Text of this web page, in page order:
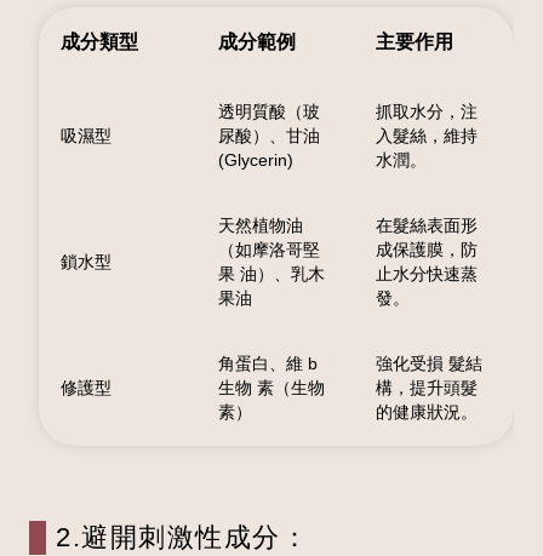
成分類型 成分範例 主要作用
吸濕型
透明質酸（玻
尿酸）、甘油
(Glycerin)
抓取水分，注
入髮絲，維持
水潤。
鎖水型
天然植物油
（如摩洛哥堅
果 油）、乳木
果油
在髮絲表面形
成保護膜，防
止水分快速蒸
發。
修護型
角蛋白、維 b
生物 素（生物
素）
強化受損 髮結
構，提升頭髮
的健康狀況。
2.避開刺激性成分：